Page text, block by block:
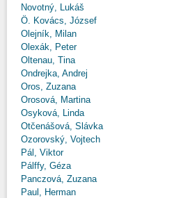
Novotný, Lukáš
Ö. Kovács, József
Olejník, Milan
Olexák, Peter
Oltenau, Tina
Ondrejka, Andrej
Oros, Zuzana
Orosová, Martina
Osyková, Linda
Otčenášová, Slávka
Ozorovský, Vojtech
Pál, Viktor
Pálffy, Géza
Panczová, Zuzana
Paul, Herman